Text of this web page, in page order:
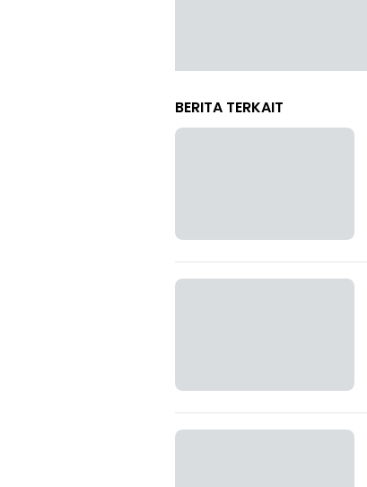
BERITA TERKAIT